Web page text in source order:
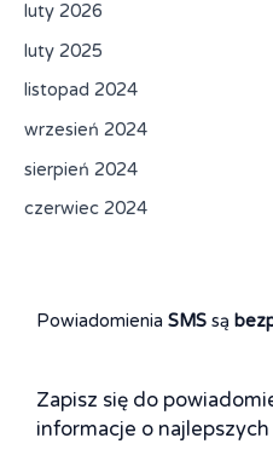
luty 2026
luty 2025
listopad 2024
wrzesień 2024
sierpień 2024
czerwiec 2024
Powiadomienia SMS są
Zapisz się do
informacje o